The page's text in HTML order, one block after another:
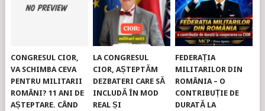
CONGRESUL CIOR,
VA SCHIMBA CEVA
PENTRU MILITARII
ROMÂNI? 11 ANI DE
AȘTEPTARE. CÂND
LA CONGRESUL
CIOR, AȘTEPTĂM
DEZBATERI CARE SĂ
INCLUDĂ ÎN MOD
REAL ȘI
FEDERAȚIA
MILITARILOR DIN
ROMÂNIA – O
CONTRIBUȚIE DE
DURATĂ LA